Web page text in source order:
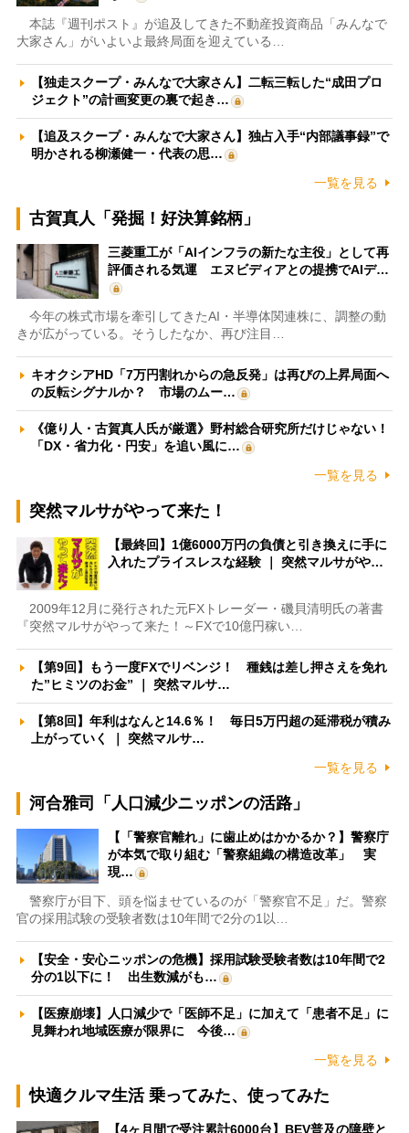
本誌『週刊ポスト』が追及してきた不動産投資商品「みんなで
大家さん」がいよいよ最終局面を迎えている…
【独走スクープ・みんなで大家さん】二転三転した“成田プロ
ジェクト”の計画変更の裏で起き…
【追及スクープ・みんなで大家さん】独占入手“内部議事録”で
明かされる柳瀬健一・代表の思…
一覧を見る
古賀真人「発掘！好決算銘柄」
三菱重工が「AIインフラの新たな主役」として再
評価される気運 エヌビディアとの提携でAIデ…
今年の株式市場を牽引してきたAI・半導体関連株に、調整の動
きが広がっている。そうしたなか、再び注目…
キオクシアHD「7万円割れからの急反発」は再びの上昇局面へ
の反転シグナルか？ 市場のムー…
《億り人・古賀真人氏が厳選》野村総合研究所だけじゃない！
「DX・省力化・円安」を追い風に…
一覧を見る
突然マルサがやって来た！
【最終回】1億6000万円の負債と引き換えに手に
入れたプライスレスな経験 ｜ 突然マルサがや…
2009年12月に発行された元FXトレーダー・磯貝清明氏の著書
『突然マルサがやって来た！～FXで10億円稼い…
【第9回】もう一度FXでリベンジ！ 種銭は差し押さえを免れ
た”ヒミツのお金” ｜ 突然マルサ…
【第8回】年利はなんと14.6％！ 毎日5万円超の延滞税が積み
上がっていく ｜ 突然マルサ…
一覧を見る
河合雅司「人口減少ニッポンの活路」
【「警察官離れ」に歯止めはかかるか？】警察庁
が本気で取り組む「警察組織の構造改革」 実
現…
警察庁が目下、頭を悩ませているのが「警察官不足」だ。警察
官の採用試験の受験者数は10年間で2分の1以…
【安全・安心ニッポンの危機】採用試験受験者数は10年間で2
分の1以下に！ 出生数減がも…
【医療崩壊】人口減少で「医師不足」に加えて「患者不足」に
見舞われ地域医療が限界に 今後…
一覧を見る
快適クルマ生活 乗ってみた、使ってみた
【4ヶ月間で受注累計6000台】BEV普及の障壁と